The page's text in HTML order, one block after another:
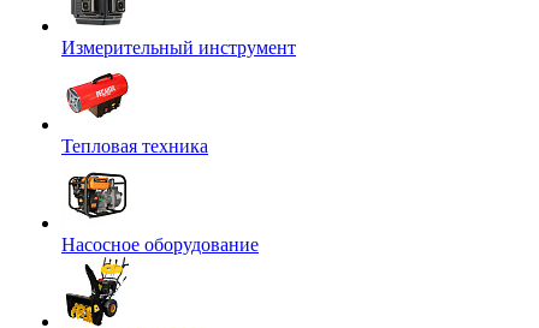
Измерительный инструмент
Тепловая техника
Насосное оборудование